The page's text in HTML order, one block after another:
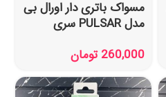
مسواک باتری دار اورال بی
مدل PULSAR سری
260,000 تومان